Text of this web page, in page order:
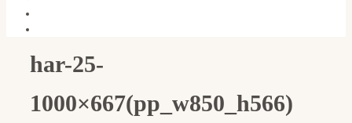
har-25-
1000×667(pp_w850_h566)